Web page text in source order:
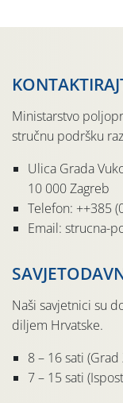
Ministarstvo
stručnu podršku
Ulica Grada
10 000 Zagreb
Telefon: ++385
Email: strucna-
Naši savjetnici su
diljem Hrvatske.
8 – 16 sati (Grad
7 – 15 sati